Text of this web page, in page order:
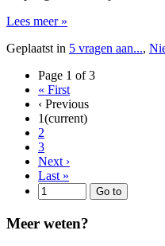
Lees meer »
Geplaatst in 5 vragen aan...,
Page 1 of 3
« First
‹ Previous
1(current)
2
3
Next ›
Last »
Meer weten?